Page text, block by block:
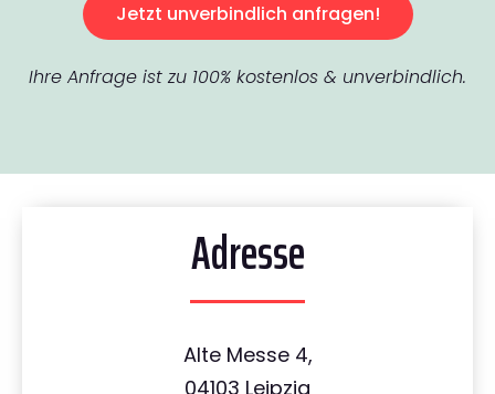
Jetzt unverbindlich anfragen!
Ihre Anfrage ist zu 100% kostenlos & unverbindlich.
Adresse
Alte Messe 4,
04103 Leipzig